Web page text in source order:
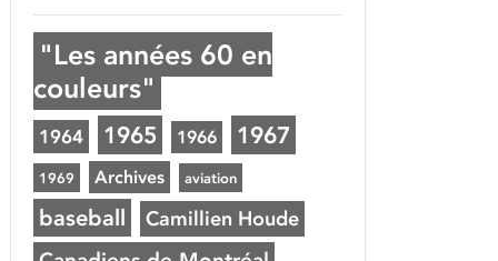
"Les années 60 en
couleurs"
1964 1965 1966 1967
1969 Archives aviation
baseball Camillien Houde